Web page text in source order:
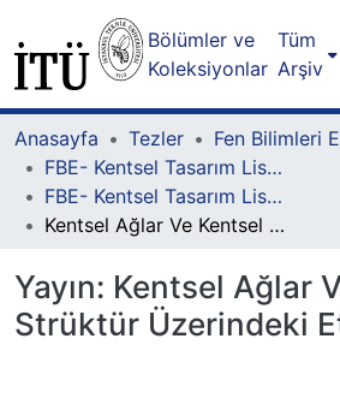
Bölümler ve
Koleksiyonlar
Tüm
Arşiv
Anasayfa Tezler
Fen Bilimleri
FBE- Kentsel Tasarım Lisansüstü Programı
FBE- Kentsel Tasarım Lisansüstü Programı - Yüksek Lisans
Kentsel Ağlar Ve Kentsel Strüktür Üzerindeki Etkileri
Yayın: Kentsel Ağlar
Strüktür Üzerindeki